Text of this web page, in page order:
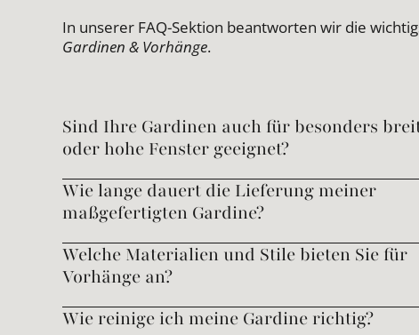
In unserer FAQ-Sektion beantworten wir die
Gardinen & Vorhänge.
Sind Ihre Gardinen auch für besonders
oder hohe Fenster geeignet?
Wie lange dauert die Lieferung meiner
maßgefertigten Gardine?
Welche Materialien und Stile bieten Sie für
Vorhänge an?
Wie reinige ich meine Gardine richtig?